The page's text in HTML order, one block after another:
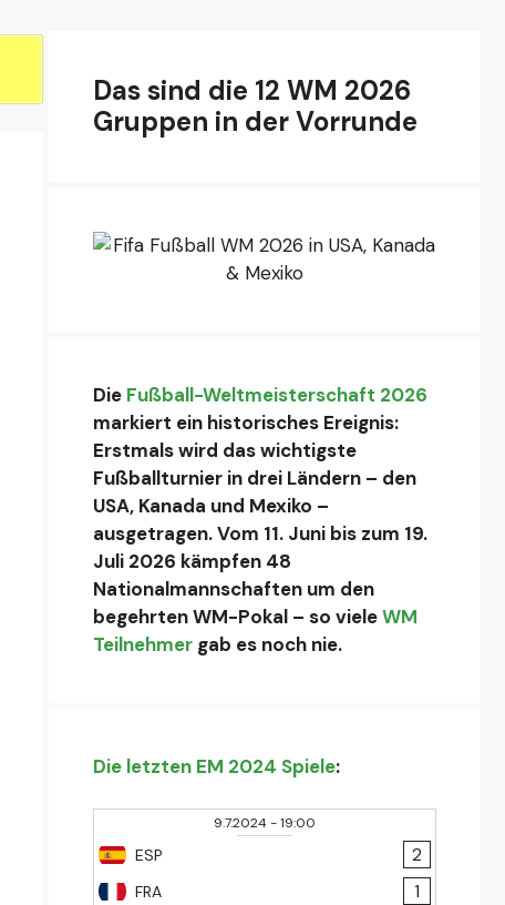
Das sind die 12 WM 2026
Gruppen in der Vorrunde
Die Fußball-Weltmeisterschaft 2026
markiert ein historisches Ereignis:
Erstmals wird das wichtigste
Fußballturnier in drei Ländern – den
USA, Kanada und Mexiko –
ausgetragen. Vom 11. Juni bis zum 19.
Juli 2026 kämpfen 48
Nationalmannschaften um den
begehrten WM-Pokal – so vieleWM
Teilnehmer gab es noch nie.
Die letzten EM 2024 Spiele:
9.7.2024-19:00
ESP
FRA
2
1